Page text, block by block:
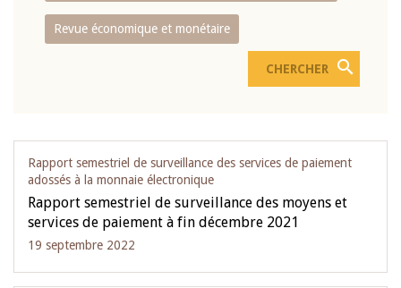
Revue économique et monétaire
Rapport semestriel de surveillance des services de paiement
adossés à la monnaie électronique
Rapport semestriel de surveillance des moyens et
services de paiement à fin décembre 2021
19 septembre 2022